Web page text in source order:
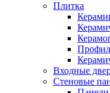
Плитка
Входные
Стеновые